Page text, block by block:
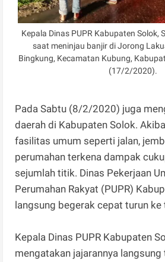
Kepala Dinas PUPR Kabupaten Solok,
saat meninjau banjir di Jorong
Bingkung, Kecamatan Kubung,
(17/2/2020).
Pada Sabtu (8/2/2020) juga
daerah di Kabupaten Solok.
fasilitas umum seperti jalan,
perumahan terkena dampak
sejumlah titik. Dinas Pekerjaan
Perumahan Rakyat (PUPR)
langsung begerak cepat turun
Kepala Dinas PUPR Kabupaten
mengatakan jajarannya